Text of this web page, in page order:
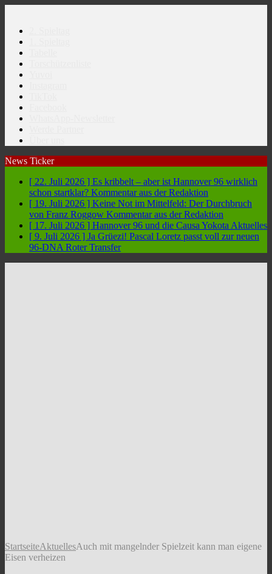
News Ticker
[ 22. Juli 2026 ] Es kribbelt – aber ist Hannover 96 wirklich
schon startklar? Kommentar aus der Redaktion
[ 19. Juli 2026 ] Keine Not im Mittelfeld: Der Durchbruch
von Franz Roggow Kommentar aus der Redaktion
[ 17. Juli 2026 ] Hannover 96 und die Causa Yokota Aktuelles
[ 9. Juli 2026 ] Ja Grüezi! Pascal Loretz passt voll zur neuen
96-DNA Roter Transfer
StartseiteAktuellesAuch mit mangelnder Spielzeit kann man eigene
Eisen verheizen